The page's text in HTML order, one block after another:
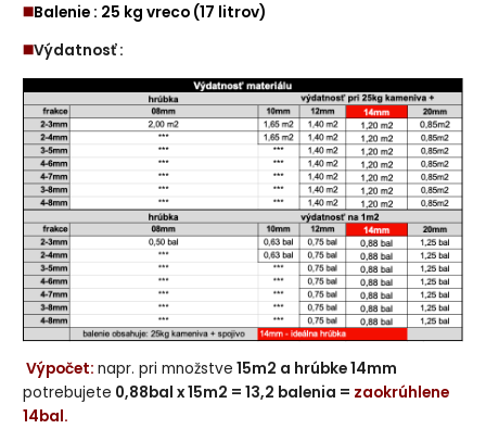
◼️Balenie : 25 kg vreco (17 litrov)
◼️Výdatnosť :
Výpočet: napr. pri množstve 15m2 a hrúbke 14mm
potrebujete 0,88bal x 15m2 = 13,2 balenia = zaokrúhlene
14bal.